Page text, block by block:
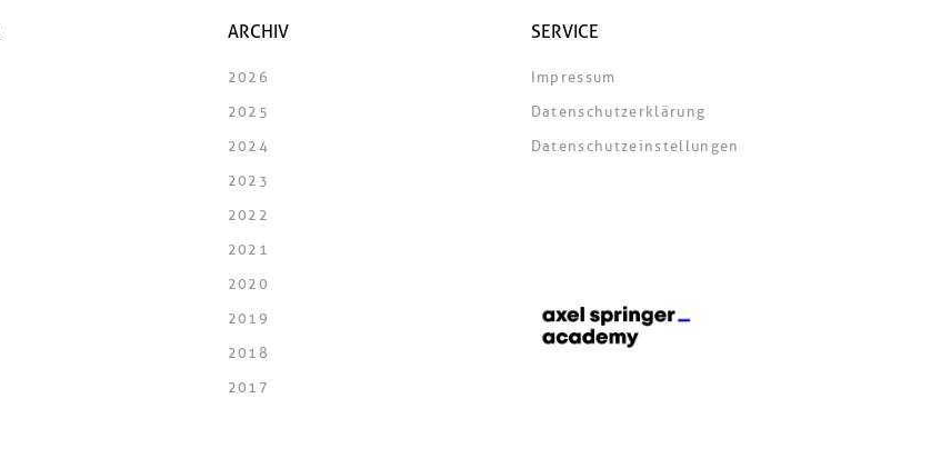
ARCHIV
2026
2025
2024
2023
2022
2021
2020
2019
2018
2017
SERVICE
Impressum
Datenschutzerklärung
Datenschutzeinstellungen